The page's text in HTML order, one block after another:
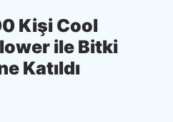
Kişi Cool
ile Bitki
Katıldı